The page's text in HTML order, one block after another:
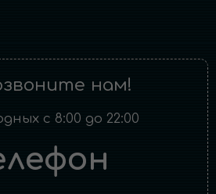
нам!
с 8:00 до 22:00